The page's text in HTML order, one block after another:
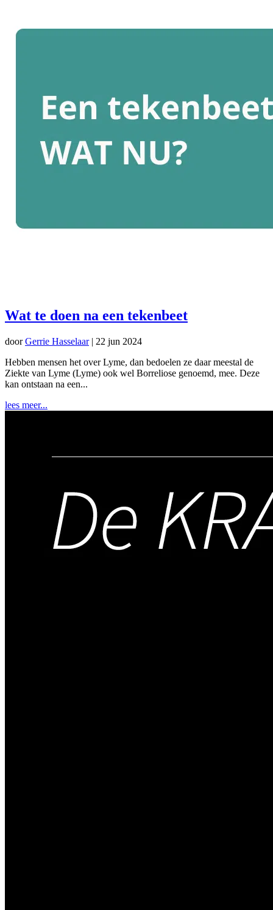
Wat te doen na een tekenbeet
doorGerrie Hasselaar| 22 jun 2024
Hebben mensen het over Lyme, dan bedoelen ze daar meestal de
Ziekte van Lyme (Lyme) ook wel Borreliose genoemd, mee. Deze
kan ontstaan na een...
lees meer...